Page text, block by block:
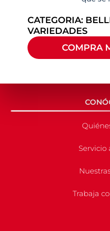
CATEGORIA:
VARIEDADES
COMPRA
Servicio
Trabaja